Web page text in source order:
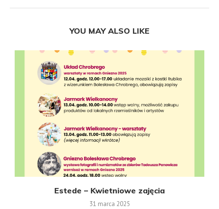
YOU MAY ALSO LIKE
Estede – Kwietniowe zajęcia
31 marca 2025